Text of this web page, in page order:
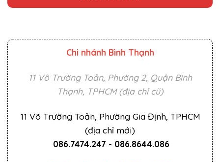
Chi nhánh Bình Thạnh
11 Võ Trường Toản, Phường 2, Quận Bình
Thạnh, TPHCM (địa chỉ cũ)
11 Võ Trường Toản, Phường Gia Định, TPHCM
(địa chỉ mới)
086.7474.247 - 086.8644.086